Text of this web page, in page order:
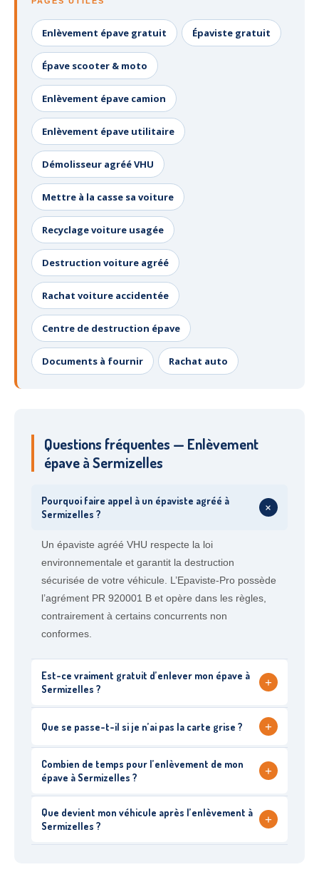
Enlèvement épave gratuit Épaviste gratuit
Épave scooter & moto
Enlèvement épave camion
Enlèvement épave utilitaire
Démolisseur agréé VHU
Mettre à la casse sa voiture
Recyclage voiture usagée
Destruction voiture agréé
Rachat voiture accidentée
Centre de destruction épave
Documents à fournir Rachat auto
Questions fréquentes — Enlèvement
épave à Sermizelles
Pourquoi faire appel à un épaviste agréé à
Sermizelles ?
+
Un épaviste agréé VHU respecte la loi
environnementale et garantit la destruction
sécurisée de votre véhicule. L’Epaviste-Pro possède
l’agrément PR 920001 B et opère dans les règles,
contrairement à certains concurrents non
conformes.
Est-ce vraiment gratuit d’enlever mon épave à
Sermizelles ?
+
Que se passe-t-il si je n’ai pas la carte grise ? +
Combien de temps pour l’enlèvement de mon
épave à Sermizelles ?
+
Que devient mon véhicule après l’enlèvement à
Sermizelles ?
+